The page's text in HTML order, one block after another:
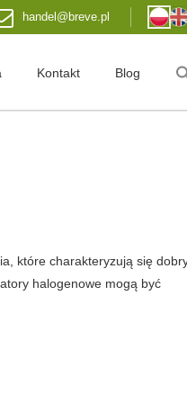
handel@breve.pl
Kontakt Blog
które charakteryzują się
halogenowe mogą być